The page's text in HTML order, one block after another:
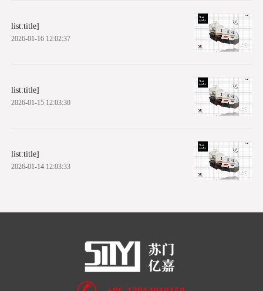
list:title]
2026-01-16 12:02:37
list:title]
2026-01-15 12:03:30
list:title]
2026-01-14 12:03:33